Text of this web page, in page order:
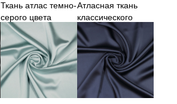
Ткань атлас темно-
серого цвета
Атласная ткань
классического
черного цвета